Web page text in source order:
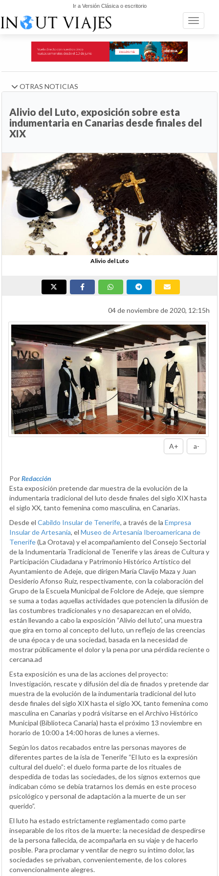
Ir a Versión Clásica o escritorio
Toggle
OTRAS NOTICIAS
Alivio del Luto, exposición sobre esta
indumentaria en Canarias desde finales del
XIX
Alivio del Luto
Anterior
04 de noviembre de 2020, 12:15h
A+ a-
PorRedacción
Esta exposición pretende dar muestra de la evolución de la
indumentaria tradicional del luto desde finales del siglo XIX hasta
el siglo XX, tanto femenina como masculina, en Canarias.
Desde el Cabildo Insular de Tenerife, a través de la Empresa
Insular de Artesanía, el Museo de Artesanía Iberoamericana de
Tenerife(La Orotava) y el acompañamiento del Consejo Sectorial
de la Indumentaria Tradicional de Tenerife y las áreas de Cultura y
Participación Ciudadana y Patrimonio Histórico Artístico del
Ayuntamiento de Adeje, que dirigen María Clavijo Maza y Juan
Desiderio Afonso Ruiz, respectivamente, con la colaboración del
Grupo de la Escuela Municipal de Folclore de Adeje, que siempre
se suma a todas aquellas actividades que potencien la difusión de
las costumbres tradicionales y no desaparezcan en el olvido,
están llevando a cabo la exposición “Alivio del luto”, una muestra
que gira en torno al concepto del luto, un reflejo de las creencias
de una época y de una sociedad, basada en la necesidad de
mostrar públicamente el dolor y la pena por una pérdida reciente o
cercana.ad
Esta exposición es una de las acciones del proyecto:
Investigación, rescate y difusión del día de finados y pretende dar
muestra de la evolución de la indumentaria tradicional del luto
desde finales del siglo XIX hasta el siglo XX, tanto femenina como
masculina en Canarias y podrá visitarse en el Archivo Histórico
Municipal (Biblioteca Canaria) hasta el próximo 13 noviembre en
horario de 10:00 a 14:00 horas de lunes a viernes.
Según los datos recabados entre las personas mayores de
diferentes partes de la isla de Tenerife “El luto es la expresión
cultural del duelo”: el duelo forma parte de los rituales de
despedida de todas las sociedades, de los signos externos que
indicaban cómo se debía tratarnos los demás en este proceso
psicológico y personal de adaptación a la muerte de un ser
querido”.
El luto ha estado estrictamente reglamentado como parte
inseparable de los ritos de la muerte: la necesidad de despedirse
de la persona fallecida, de acompañarla en su viaje y de hacerlo
posible. Para proclamar y ventilar de negro su íntimo dolor, las
sociedades se privaban, convenientemente, de los colores
convencionalmente alegres.